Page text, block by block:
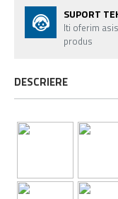
SUPORT
Iti oferim
produs
DESCRIERE